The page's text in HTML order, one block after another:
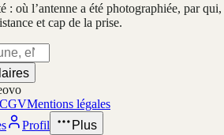
: où l’antenne a été photographiée, par qui,
et cap de la prise.
CGVMentions légales
Profil Plus